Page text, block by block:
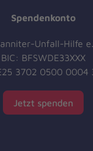
Spendenkonto
Unfall-Hilfe
BIC: BFSWDE33XXX
3702 0500 0004
Jetzt spenden